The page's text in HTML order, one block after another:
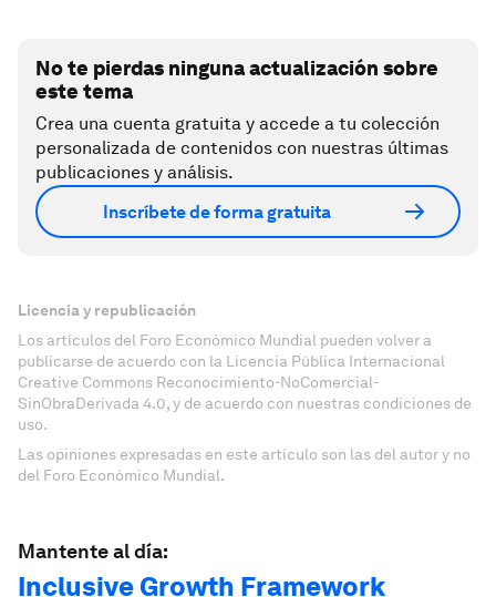
No te pierdas ninguna actualización sobre
este tema
Crea una cuenta gratuita y accede a tu colección
personalizada de contenidos con nuestras últimas
publicaciones y análisis.
Inscríbete de forma gratuita
Licencia y republicación
Los artículos del Foro Económico Mundial pueden volver a
publicarse de acuerdo con la Licencia Pública Internacional
Creative Commons Reconocimiento-NoComercial-
SinObraDerivada 4.0, y de acuerdo con nuestras condiciones de
uso.
Las opiniones expresadas en este artículo son las del autor y no
del Foro Económico Mundial.
Mantente al día:
Inclusive Growth Framework